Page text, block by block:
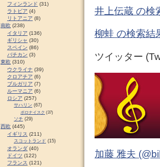
井上伝蔵 の検
柳蛙 の検索結
ツイッター
加藤 雅夫
フィンランド (31)
ラトビア (4)
リトアニア (8)
南欧 (238)
イタリア (136)
ギリシャ (30)
スペイン (86)
バチカン (3)
東欧 (310)
ウクライナ (39)
クロアチア (6)
ブルガリア (7)
ルーマニア (6)
ロシア (257)
サハリン (67)
ポロナイスク (37)
ソチ (29)
西欧 (445)
イギリス (211)
スコットランド (15)
オランダ (40)
ドイツ (122)
フランス (121)